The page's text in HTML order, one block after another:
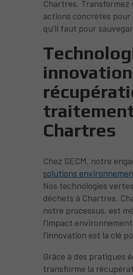
Chartres. Transformez
actions concrètes
qu’il faut pour
Chartres
Chez SECM, notre
solutions
Nos technologies
déchets à Chartres.
notre processus, est
l'impact
l'innovation est la clé
Grâce à des pratiques
transforme la